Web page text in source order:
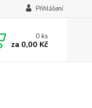
Přihlášení
0ks
za 0,00 Kč